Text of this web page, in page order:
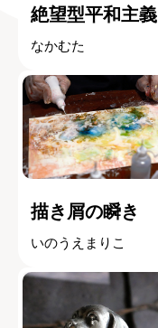
絶望型平和主義
なかむた
描き屑の瞬き
いのうえまりこ